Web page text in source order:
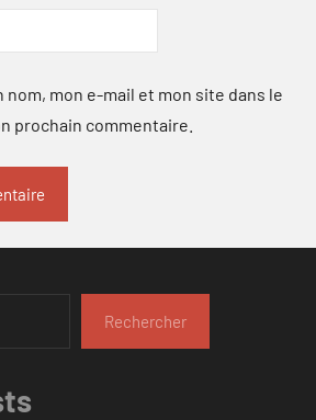
mon e-mail et mon site dans le
prochain commentaire.
Rechercher